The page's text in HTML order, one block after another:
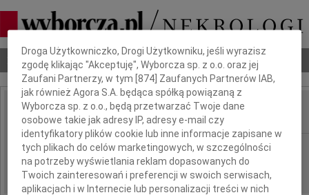
Nekrologi Odeszli Poradnik pogrzebowy
IMIĘ I NAZWISKO:
REGION: Częstochowa
DATA EMISJI: 05.06.2015
Dbamy o Twoją prywatność
Droga Użytkowniczko, Drogi Użytkowniku, jeśli wyrazisz
zgodę klikając "Akceptuję", Wyborcza sp. z o.o. oraz jej
Zaufani Partnerzy, w tym [874 ] Zaufanych Partnerów IAB,
jak również Agora S.A. będąca spółką powiązaną z
Wyborcza sp. z o.o., będą przetwarzać Twoje dane
osobowe takie jak adresy IP, adresy e-mail czy
identyfikatory plików cookie lub inne informacje zapisane w
tych plikach do celów marketingowych, w szczególności
na potrzeby wyświetlania reklam dopasowanych do
Twoich zainteresowań i preferencji w swoich serwisach,
aplikacjach i w Internecie lub personalizacji treści w nich